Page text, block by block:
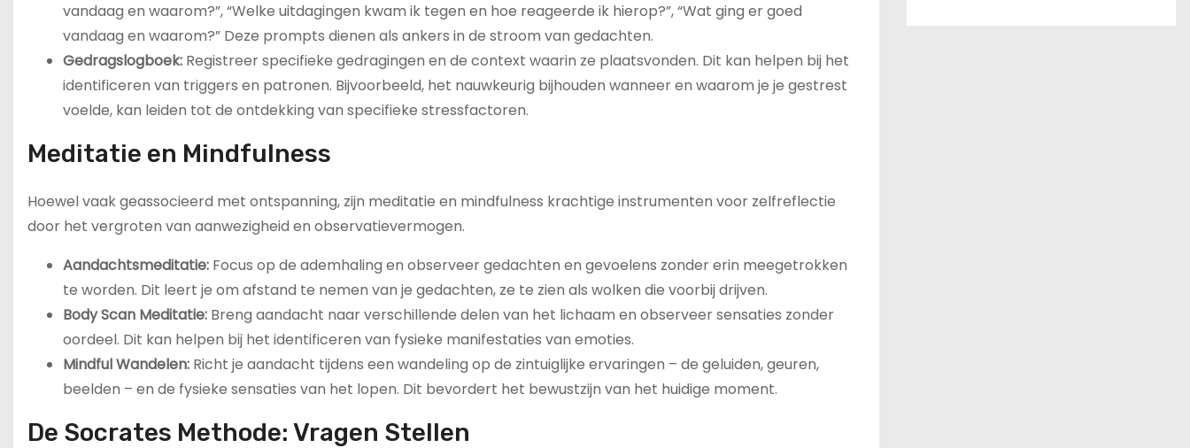
vandaag en waarom?”, “Welke uitdagingen kwam ik tegen en hoe reageerde ik hierop?”, “Wat ging er goed
vandaag en waarom?” Deze prompts dienen als ankers in de stroom van gedachten.
Gedragslogboek: Registreer specifieke gedragingen en de context waarin ze plaatsvonden. Dit kan helpen bij het
identificeren van triggers en patronen. Bijvoorbeeld, het nauwkeurig bijhouden wanneer en waarom je je gestrest
voelde, kan leiden tot de ontdekking van specifieke stressfactoren.
Meditatie en Mindfulness
Hoewel vaak geassocieerd met ontspanning, zijn meditatie en mindfulness krachtige instrumenten voor zelfreflectie
door het vergroten van aanwezigheid en observatievermogen.
Aandachtsmeditatie: Focus op de ademhaling en observeer gedachten en gevoelens zonder erin meegetrokken
te worden. Dit leert je om afstand te nemen van je gedachten, ze te zien als wolken die voorbij drijven.
Body Scan Meditatie: Breng aandacht naar verschillende delen van het lichaam en observeer sensaties zonder
oordeel. Dit kan helpen bij het identificeren van fysieke manifestaties van emoties.
Mindful Wandelen: Richt je aandacht tijdens een wandeling op de zintuiglijke ervaringen – de geluiden, geuren,
beelden – en de fysieke sensaties van het lopen. Dit bevordert het bewustzijn van het huidige moment.
De Socrates Methode: Vragen Stellen